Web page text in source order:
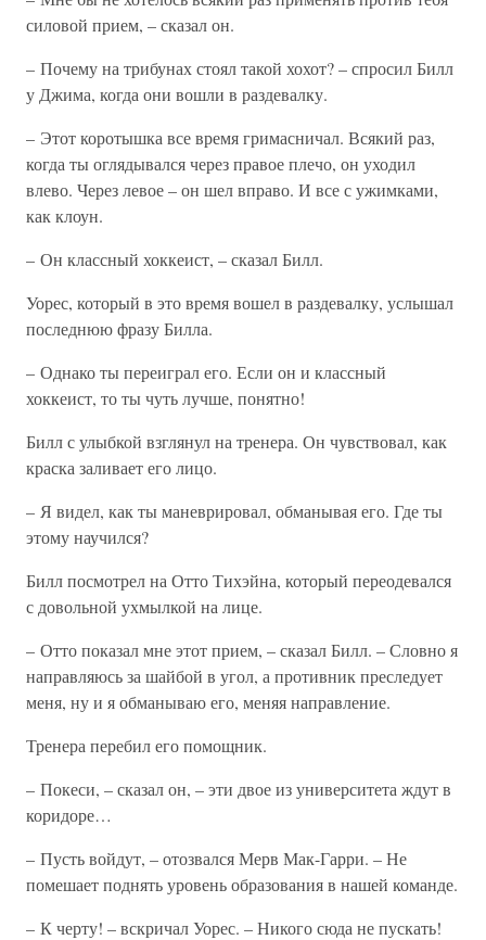
силовой прием, – сказал он.
– Почему на трибунах стоял такой хохот? – спросил Билл
у Джима, когда они вошли в раздевалку.
– Этот коротышка все время гримасничал. Всякий раз,
когда ты оглядывался через правое плечо, он уходил
влево. Через левое – он шел вправо. И все с ужимками,
как клоун.
– Он классный хоккеист, – сказал Билл.
Уорес, который в это время вошел в раздевалку, услышал
последнюю фразу Билла.
– Однако ты переиграл его. Если он и классный
хоккеист, то ты чуть лучше, понятно!
Билл с улыбкой взглянул на тренера. Он чувствовал, как
краска заливает его лицо.
– Я видел, как ты маневрировал, обманывая его. Где ты
этому научился?
Билл посмотрел на Отто Тихэйна, который переодевался
с довольной ухмылкой на лице.
– Отто показал мне этот прием, – сказал Билл. – Словно я
направляюсь за шайбой в угол, а противник преследует
меня, ну и я обманываю его, меняя направление.
Тренера перебил его помощник.
– Покеси, – сказал он, – эти двое из университета ждут в
коридоре…
– Пусть войдут, – отозвался Мерв Мак-Гарри. – Не
помешает поднять уровень образования в нашей команде.
– К черту! – вскричал Уорес. – Никого сюда не пускать!